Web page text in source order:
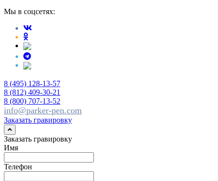
Мы в соцсетях:
8 (495) 128-13-57
8 (812) 409-30-21
8 (800) 707-13-52
info@parker-pen.com
Заказать гравировку
Заказать гравировку
Имя
Телефон